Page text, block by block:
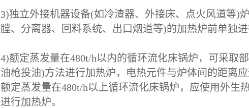
3)独立外接机器设备(如冷渣器、外接床、点火风道等)
膛、分离器、回料系统、出口烟道等)的加热炉前单独进
4)额定蒸发量在480t/h以内的循环流化床锅炉，可采取
油枪投油)方法进行加热炉，电热元件与炉体间的距离
额定蒸发量在480t/h以上循环流化床锅炉，应使用外生
进行加热炉。